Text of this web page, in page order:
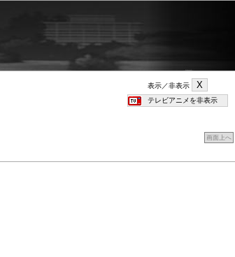
表示／非表示
画面上へ